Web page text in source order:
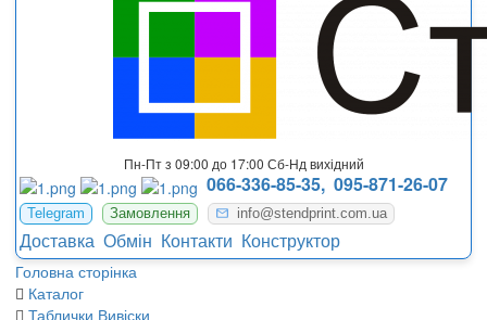
Пн-Пт з 09:00 до 17:00 Сб-Нд вихідний
066-336-85-35, 095-871-26-07
Telegram Замовлення info@stendprint.com.ua
Доставка Обмін Контакти Конструктор
Головна сторінка
Каталог
Таблички Вивіски